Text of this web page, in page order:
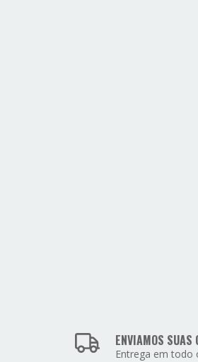
ENVIAMOS SUAS
Entrega em todo